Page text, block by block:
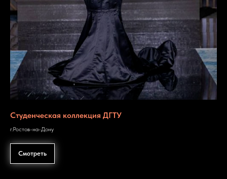
Студенческая коллекция ДГТУ
г.Ростов-на-Дону
Смотреть